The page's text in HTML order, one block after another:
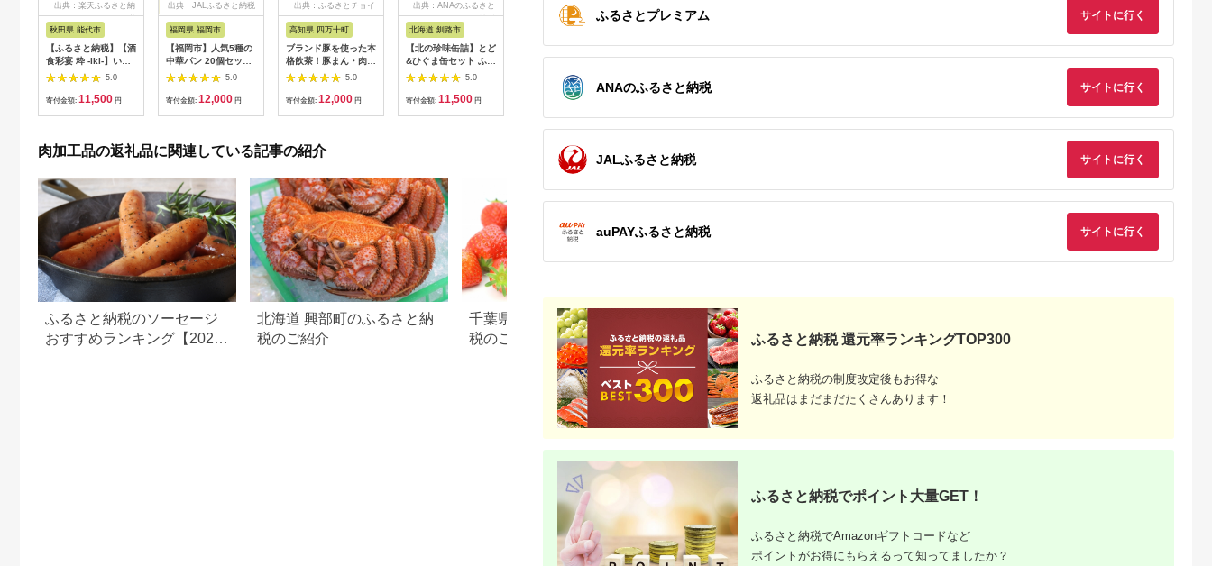
出典：楽天ふるさと納
税
秋田県 能代市
【ふるさと納税】【酒
食彩宴 粋 -iki-】いぶ
りがっことクリームチ
ーズの味噌漬け 8枚入
り×3パック 惣菜 漬物
間～1か月程度でお届
く場合がございます。
5.0
寄付金額: 11,500 円
出典：JALふるさと納税
福岡県 福岡市
【福岡市】人気5種の
中華パン 20個セット
| 福岡県 福岡 九州 返
礼品 納税 お取り寄せ
グルメ 取り寄せ グル
め合わせ セット 食べ
比べセット 食べ比べ
5.0
寄付金額: 12,000 円
出典：ふるさとチョイ
ス
高知県 四万十町
ブランド豚を使った本
格飲茶！豚まん・肉し
ゅうまいセット(大)
Qak-28 肉まん 中華
まん 冷凍 人気 おすす
5.0
寄付金額: 12,000 円
出典：ANAのふるさと
納税
北海道 釧路市
【北の珍味缶詰】とど
&ひぐま缶セット ふる
さと納税 肉 _F4F-
5.0
寄付金額: 11,500 円
出典：ふるなび
森のジビエ 鹿肉味付
き詰合せセット 計
600g A-JJ-A19A
15,000
北海道産 鹿肉 おつま
み セット 缶詰 3種 計
種
北海道 いけだ牛ハン
バーグ12個×100g 計
贈答用 ハム・ソーセ
ージギフトセット「北
アム
たきもとのしゃぶしゃ
ぶ用ラム肉500g×2パ
ック（計1kg） 羊肉
阿波尾鶏 ソーセージ
20本 ウインナー 地
国産 洋風 惣菜 冷凍
肉加工品の返礼品に関連している記事の紹介
ふるさと納税のソーセージ
おすすめランキング【2026
北海道 興部町のふるさと納
税のご紹介
千葉県 東庄町のふるさと納
税のご紹介
徳島県 石井町のふるさと納
税のご紹介
ふるさとプレミアム サイトに行く
ANAのふるさと納税 サイトに行く
JALふるさと納税 サイトに行く
auPAYふるさと納税 サイトに行く
ふるさと納税 還元率ランキングTOP300
ふるさと納税の制度改定後もお得な
返礼品はまだまだたくさんあります！
ふるさと納税でポイント大量GET！
ふるさと納税でAmazonギフトコードなど
ポイントがお得にもらえるって知ってましたか？